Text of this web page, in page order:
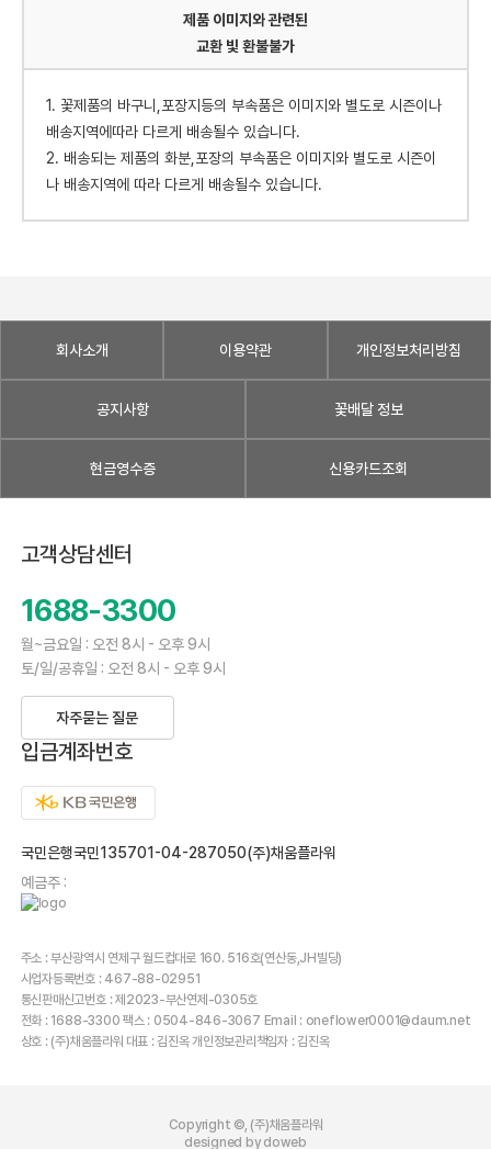
제품 이미지와 관련된
교환 빛 환불불가
1. 꽃제품의 바구니,포장지등의 부속품은 이미지와 별도로 시즌이나
배송지역에따라 다르게 배송될수 있습니다.
2. 배송되는 제품의 화분,포장의 부속품은 이미지와 별도로 시즌이
나 배송지역에 따라 다르게 배송될수 있습니다.
회사소개 이용약관 개인정보처리방침
공지사항 꽃배달 정보
현금영수증 신용카드조회
고객상담센터
1688-3300
월~금요일 : 오전 8시 - 오후 9시
토/일/공휴일 : 오전 8시 - 오후 9시
자주묻는 질문
입금계좌번호
국민은행국민135701-04-287050(주)채움플라워
예금주 :
주소 : 부산광역시 연제구 월드컵대로 160. 516호(연산동,JH빌딩)
사업자등록번호 : 467-88-02951
통신판매신고번호 : 제2023-부산연제-0305호
전화 : 1688-3300 팩스 : 0504-846-3067 Email : oneflower0001@daum.net
상호 : (주)채움플라워 대표 : 김진옥 개인정보관리책임자 : 김진옥
Copyright ©, (주)채움플라워
designed by doweb